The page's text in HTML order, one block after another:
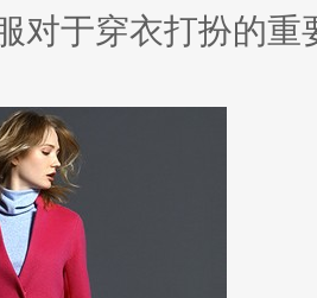
于穿衣打扮的重